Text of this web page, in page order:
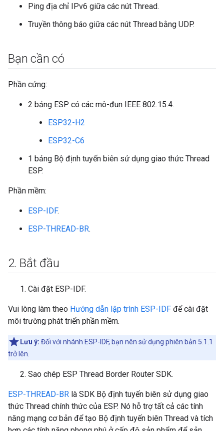
Ping địa chỉ IPv6 giữa các nút Thread.
Truyền thông báo giữa các nút Thread bằng UDP.
Bạn cần có
Phần cứng:
2 bảng ESP có các mô-đun IEEE 802.15.4.
ESP32-H2
ESP32-C6
1 bảng Bộ định tuyến biên sử dụng giao thức Thread
ESP.
Phần mềm:
ESP-IDF.
ESP-THREAD-BR.
2. Bắt đầu
Cài đặt ESP-IDF.
Vui lòng làm theo Hướng dẫn lập trình ESP-IDF để cài đặt
môi trường phát triển phần mềm.
Lưu ý: Đối với nhánh ESP-IDF, bạn nên sử dụng phiên bản 5.1.1
trở lên.
Sao chép ESP Thread Border Router SDK.
ESP-THREAD-BR là SDK Bộ định tuyến biên sử dụng giao
thức Thread chính thức của ESP. Nó hỗ trợ tất cả các tính
năng mạng cơ bản để tạo Bộ định tuyến biên Thread và tích